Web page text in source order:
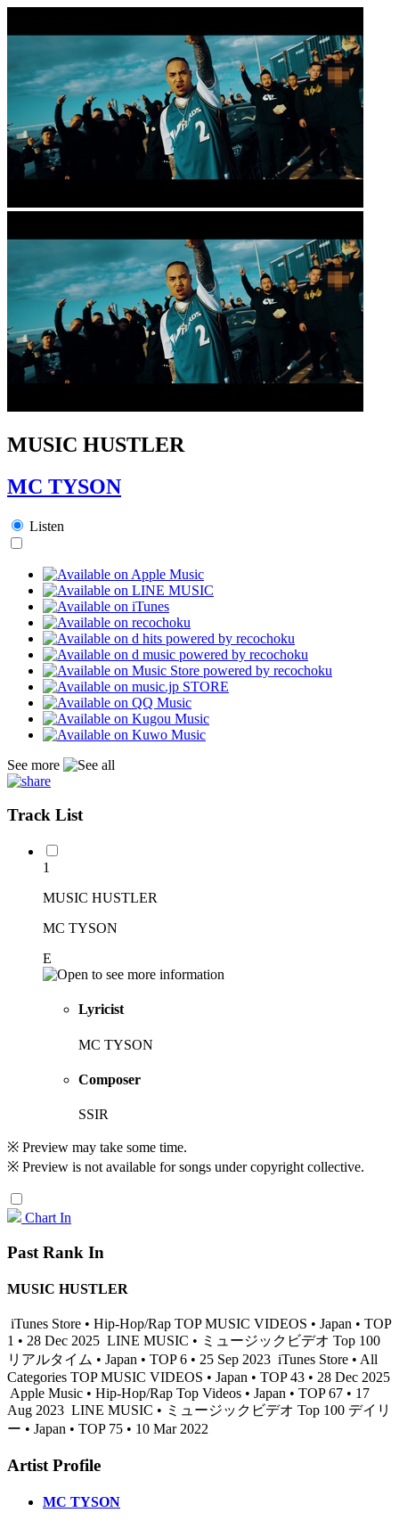
MUSIC HUSTLER
MC TYSON
Listen
See more
Track List
1
MUSIC HUSTLER
MC TYSON
E
Lyricist
MC TYSON
Composer
SSIR
※ Preview may take some time.
※ Preview is not available for songs under copyright collective.
Chart In
Past Rank In
MUSIC HUSTLER
iTunes Store • Hip-Hop/Rap TOP MUSIC VIDEOS • Japan • TOP
1 • 28 Dec 2025 LINE MUSIC • ミュージックビデオ Top 100
リアルタイム • Japan • TOP 6 • 25 Sep 2023 iTunes Store • All
Categories TOP MUSIC VIDEOS • Japan • TOP 43 • 28 Dec 2025
Apple Music • Hip-Hop/Rap Top Videos • Japan • TOP 67 • 17
Aug 2023 LINE MUSIC • ミュージックビデオ Top 100 デイリ
ー • Japan • TOP 75 • 10 Mar 2022
Artist Profile
MC TYSON